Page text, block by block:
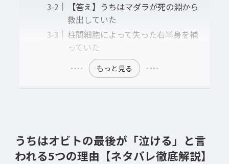
【答え】うちはマダラが死の淵から
救出していた
柱間細胞によって失った右半身を補
っていた
もっと見る
うちはオビトの最後が「泣ける」と言
われる5つの理由【ネタバレ徹底解説】